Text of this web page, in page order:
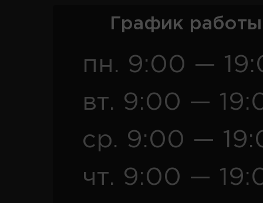
График
пн. 9:00 —
вт. 9:00 —
ср. 9:00 —
чт. 9:00 —